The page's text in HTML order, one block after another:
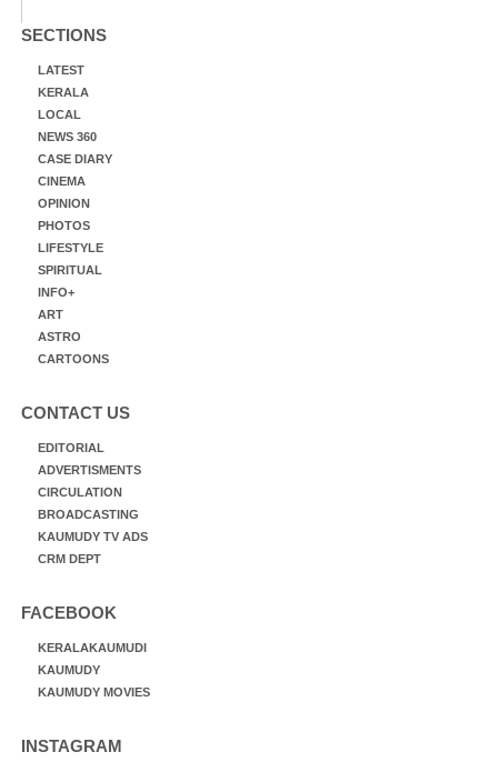
SECTIONS
LATEST
KERALA
LOCAL
NEWS 360
CASE DIARY
CINEMA
OPINION
PHOTOS
LIFESTYLE
SPIRITUAL
INFO+
ART
ASTRO
CARTOONS
CONTACT US
EDITORIAL
ADVERTISMENTS
CIRCULATION
BROADCASTING
KAUMUDY TV ADS
CRM DEPT
FACEBOOK
KERALAKAUMUDI
KAUMUDY
KAUMUDY MOVIES
INSTAGRAM